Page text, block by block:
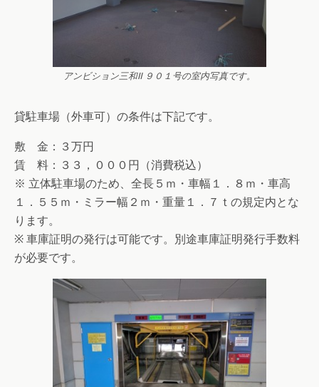
アンビション三和Ⅱ ９０１号の室内写真です。
貸駐車場（外車可）の条件は下記です。
敷 金：３万円
賃 料：３３，０００円（消費税込）
※ 立体駐車場のため、全長５ｍ・車幅１．８ｍ・車高
１．５５ｍ・ミラー幅２ｍ・重量１．７ｔの規定内とな
ります。
※ 車庫証明の発行は可能です。別途車庫証明発行手数料
が必要です。